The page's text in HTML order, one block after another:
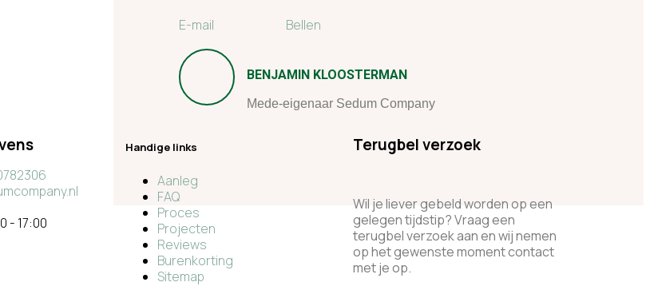
E-mail Bellen
BENJAMIN KLOOSTERMAN
Mede-eigenaar Sedum Company
- 17:00
Handige links
Aanleg
FAQ
Proces
Projecten
Reviews
Burenkorting
Sitemap
Terugbel verzoek
Wil je liever gebeld worden op een
gelegen tijdstip? Vraag een
terugbel verzoek aan en wij nemen
op het gewenste moment contact
met je op.